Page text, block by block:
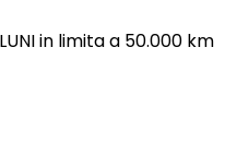
in limita a 50.000 km